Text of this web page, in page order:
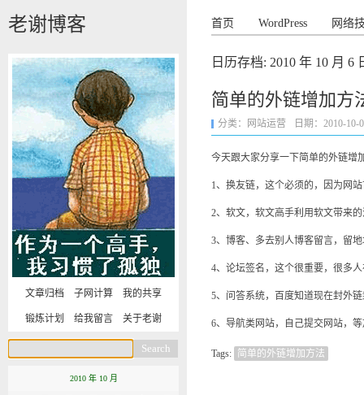
老谢博客 首页 WordPress 网络
日历存档: 2010 年 10 月 6
简单的外链增加方
分类： 网站运营 日期：2010-10-
今天跟大家分享一下简单的外链增
1、换友链，这个必须的，因为网
2、软文，软文高手利用软文带来
3、博客、多去别人博客留言，留
4、论坛签名，这个很重要，很多
5、问答系统，百度知道现在封外
6、导航类网站，自己提交网站，
Tags: 简单的外链增加方法
文章归档 子网计算 我的共享
锻炼计划 给我留言 关于老谢
2010 年 10 月